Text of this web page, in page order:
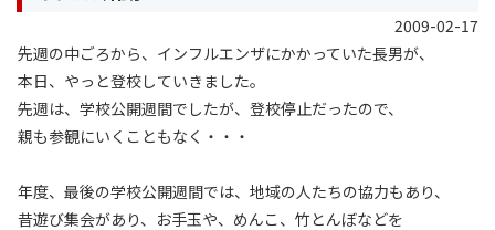
2009-02-17
先週の中ごろから、インフルエンザにかかっていた長男が、
本日、やっと登校していきました。
先週は、学校公開週間でしたが、登校停止だったので、
親も参観にいくこともなく・・・
年度、最後の学校公開週間では、地域の人たちの協力もあり、
昔遊び集会があり、お手玉や、めんこ、竹とんぼなどを